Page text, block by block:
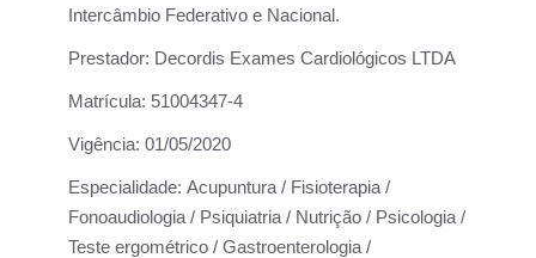
Intercâmbio Federativo e Nacional.
Prestador: Decordis Exames Cardiológicos LTDA
Matrícula: 51004347-4
Vigência: 01/05/2020
Especialidade: Acupuntura / Fisioterapia /
Fonoaudiologia / Psiquiatria / Nutrição / Psicologia /
Teste ergométrico / Gastroenterologia /